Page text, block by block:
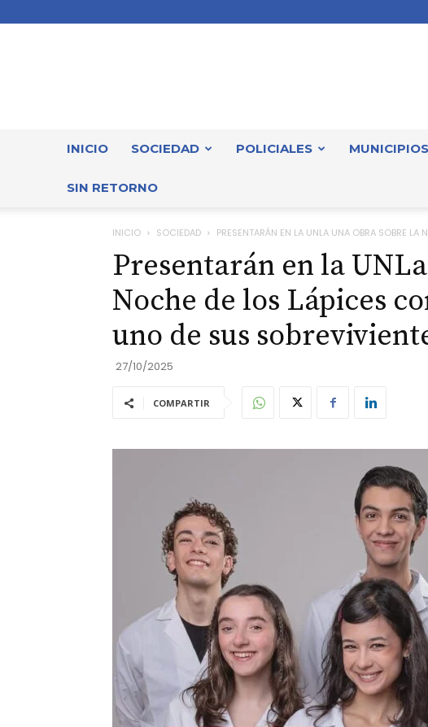
INICIO SOCIEDAD POLICIALES MUNICIPIOS
SIN RETORNO
INICIO SOCIEDAD PRESENTARÁN EN LA UNLA UNA OBRA SOBRE LA
Presentarán en la
Noche de los Lápices
uno de sus
27/10/2025
COMPARTIR